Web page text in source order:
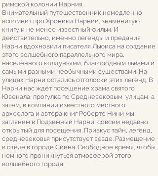
римской колонии Нарния.
Внимательный путешественник немедленно
вспомнит про Хроники Нарнии, знаменитую
книгу и не менее известный фильм. И
действительно, именно легенды и предания
Нарни вдохновили писателя Льюиса на создание
этого волшебного параллельного мира,
населённого колдуньями, благородным львами и
самыми разными необычными существами. На
улицах Нарни остались отголоски этих легенд. В
Нарни нас ждёт посещение храма святого
Ювенала, прогулка по Средневековым улицам, а
затем, в компании известного местного
археолога и автора книг Роберто Нини мы
заглянем в Подземный Нарни, совсем недавно
открытый для посещения. Привкус тайн, легенд,
средневековья присутствует везде. Размещение
в отеле в городе Сиена. Свободное время, чтобы
немного проникнуться атмосферой этого
волшебного города.